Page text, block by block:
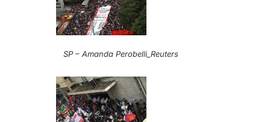
SP – Amanda Perobelli_Reuters